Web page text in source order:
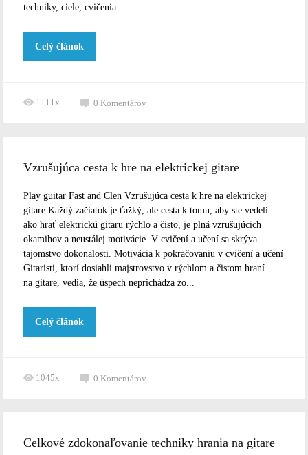
techniky, ciele, cvičenia...
Celý článok
1111x 0Komentárov
Vzrušujúca cesta k hre na elektrickej gitare
Play guitar Fast and Clen Vzrušujúca cesta k hre na elektrickej
gitare Každý začiatok je ťažký, ale cesta k tomu, aby ste vedeli
ako hrať elektrickú gitaru rýchlo a čisto, je plná vzrušujúcich
okamihov a neustálej motivácie. V cvičení a učení sa skrýva
tajomstvo dokonalosti. Motivácia k pokračovaniu v cvičení a učení
Gitaristi, ktorí dosiahli majstrovstvo v rýchlom a čistom hraní
na gitare, vedia, že úspech neprichádza zo...
Celý článok
1045x 0Komentárov
Celkové zdokonaľovanie techniky hrania na gitare